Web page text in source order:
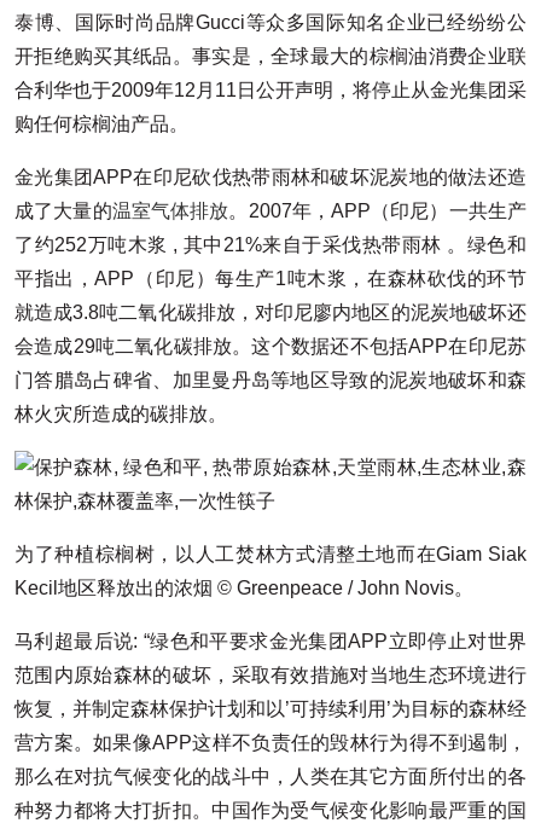
泰博、国际时尚品牌Gucci等众多国际知名企业已经纷纷公
开拒绝购买其纸品。事实是，全球最大的棕榈油消费企业联
合利华也于2009年12月11日公开声明，将停止从金光集团采
购任何棕榈油产品。
金光集团APP在印尼砍伐热带雨林和破坏泥炭地的做法还造
成了大量的温室气体排放。2007年，APP（印尼）一共生产
了约252万吨木浆 , 其中21%来自于采伐热带雨林 。绿色和
平指出，APP（印尼）每生产1吨木浆，在森林砍伐的环节
就造成3.8吨二氧化碳排放，对印尼廖内地区的泥炭地破坏还
会造成29吨二氧化碳排放。这个数据还不包括APP在印尼苏
门答腊岛占碑省、加里曼丹岛等地区导致的泥炭地破坏和森
林火灾所造成的碳排放。
为了种植棕榈树，以人工焚林方式清整土地而在Giam Siak
Kecil地区释放出的浓烟 © Greenpeace / John Novis。
马利超最后说: “绿色和平要求金光集团APP立即停止对世界
范围内原始森林的破坏，采取有效措施对当地生态环境进行
恢复，并制定森林保护计划和以’可持续利用’为目标的森林经
营方案。如果像APP这样不负责任的毁林行为得不到遏制，
那么在对抗气候变化的战斗中，人类在其它方面所付出的各
种努力都将大打折扣。中国作为受气候变化影响最严重的国